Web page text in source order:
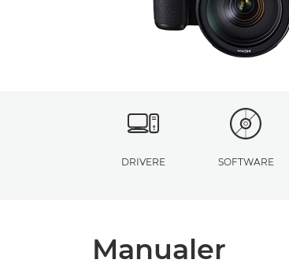
DRIVERE SOFTWARE
Manualer